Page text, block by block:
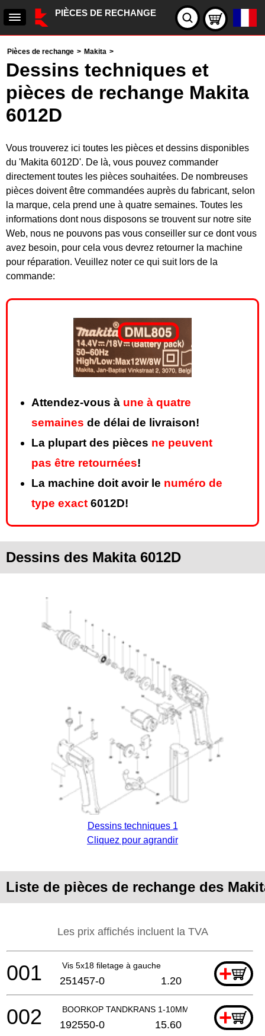
PIÈCES DE RECHANGE
Pièces de rechange > Makita >
Dessins techniques et
pièces de rechange Makita
6012D
Vous trouverez ici toutes les pièces et dessins disponibles
du 'Makita 6012D'. De là, vous pouvez commander
directement toutes les pièces souhaitées. De nombreuses
pièces doivent être commandées auprès du fabricant, selon
la marque, cela prend une à quatre semaines. Toutes les
informations dont nous disposons se trouvent sur notre site
Web, nous ne pouvons pas vous conseiller sur ce dont vous
avez besoin, pour cela vous devrez retourner la machine
pour réparation. Veuillez noter ce qui suit lors de la
commande:
Attendez-vous à une à quatre
semaines de délai de livraison!
La plupart des pièces ne peuvent
pas être retournées!
La machine doit avoir le numéro de
type exact 6012D!
Dessins des Makita 6012D
Dessins techniques 1
Cliquez pour agrandir
Liste de pièces de rechange des
Les prix affichés incluent la TVA
Vis 5x18 filetage à gauche +
001 251457-0 1.20
BOORKOP TANDKRANS 1-10MM +
002 192550-0 15.60